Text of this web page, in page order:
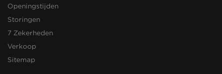
Openingstijden
Storingen
7 Zekerheden
Verkoop
Sitemap